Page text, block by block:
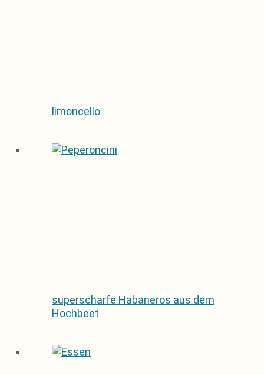
limoncello
superscharfe Habaneros aus dem
Hochbeet